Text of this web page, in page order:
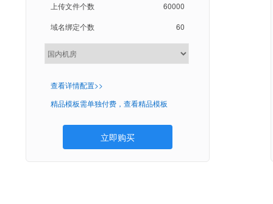
60000
上传文件个数
60
域名绑定个数
查看详情配置>>
精品模板需单独付费，查看精品模板
立即购买